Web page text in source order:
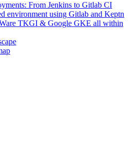
From Jenkins to Gitlab CI
environment using Gitlab and Keptn
TKGI & Google GKE all within